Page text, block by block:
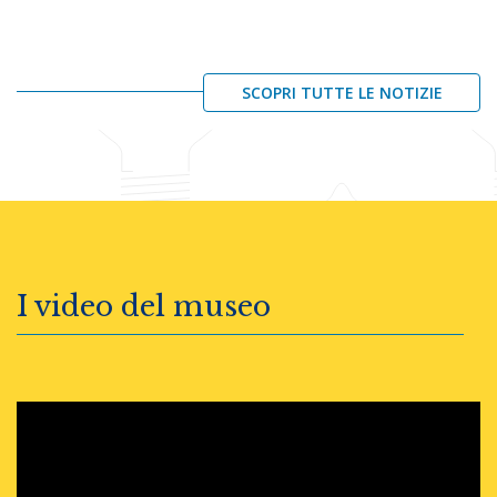
SCOPRI TUTTE LE NOTIZIE
I video del museo